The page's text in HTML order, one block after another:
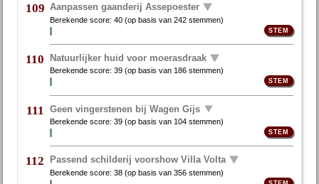
109 Aanpassen gaanderij Assepoester
Berekende score:40 (op basis van242 stemmen)
110 Natuurlijker huid voor moerasdraak
Berekende score:39 (op basis van 186 stemmen)
111 Geen vingerstenen bij Wagen Gijs
Berekende score:39 (op basis van 104 stemmen)
112 Passend schilderij voorshow Villa Volta
Berekende score:38 (op basis van356 stemmen)